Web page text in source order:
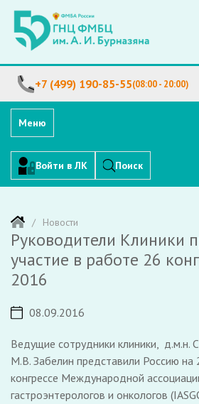
+7 (499) 190-85-55(08:00 - 20:00)
Меню
Войти в ЛК Поиск
Новости
Руководители Клиники
участие в работе 26
2016
08.09.2016
Ведущие сотрудники клиники, д.м.н.
М.В. Забелин представили Россию
конгрессе Международной
гастроэнтерологов и онкологов